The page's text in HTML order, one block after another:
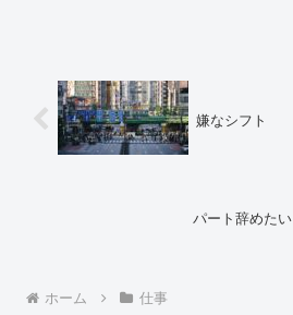
嫌なシフト
パート辞めたい
ホーム 仕事